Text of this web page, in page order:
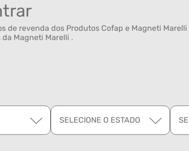
de revenda dos Produtos Cofap e Magneti Marelli
Magneti Marelli .
SELECIONE O ESTADO